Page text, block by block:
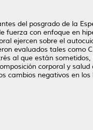
del posgrado de la
fuerza con enfoque en
ejercen sobre el
evaluados tales como
al que están
corporal y salud
cambios negativos en los